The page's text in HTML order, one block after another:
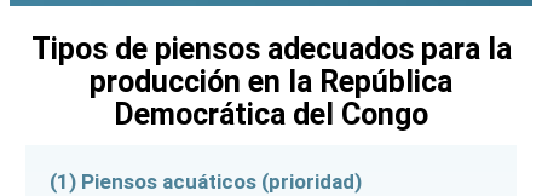
Tipos de piensos adecuados para la
producción en la República
Democrática del Congo
(1) Piensos acuáticos (prioridad)